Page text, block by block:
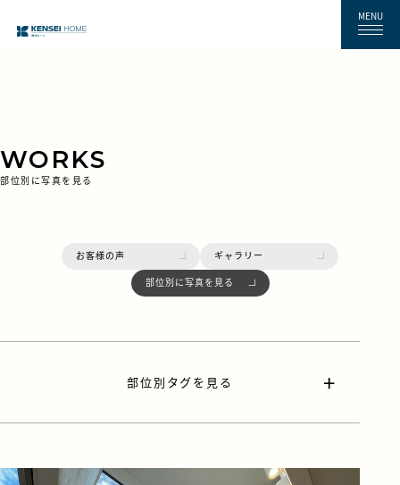
MENU
WORKS
部位別に写真を見る
お客様の声
ギャラリー
部位別に写真を見る
部位別タグを見る